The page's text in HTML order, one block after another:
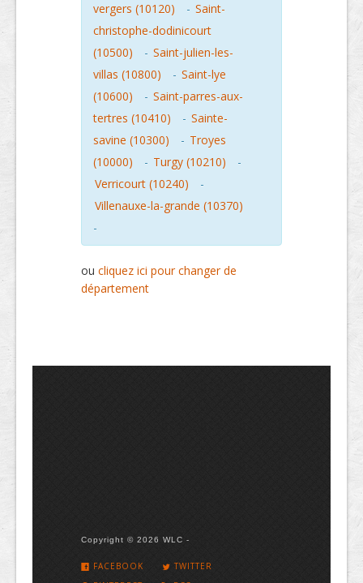
vergers (10120)
- Saint-
christophe-dodinicourt
(10500)
- Saint-julien-les-
villas (10800)
- Saint-lye
(10600)
- Saint-parres-aux-
tertres (10410)
- Sainte-
savine (10300)
- Troyes
(10000)
- Turgy (10210)
-
Verricourt (10240)
-
Villenauxe-la-grande (10370)
-
ou cliquez ici pour changer de
département
Copyright © 2026 WLC -
FACEBOOK
TWITTER